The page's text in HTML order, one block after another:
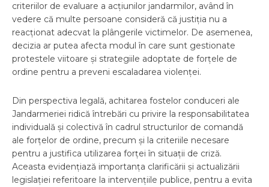
criteriilor de evaluare a acțiunilor jandarmilor, având în
vedere că multe persoane consideră că justiția nu a
reacționat adecvat la plângerile victimelor. De asemenea,
decizia ar putea afecta modul în care sunt gestionate
protestele viitoare și strategiile adoptate de forțele de
ordine pentru a preveni escaladarea violenței.
Din perspectiva legală, achitarea fostelor conduceri ale
Jandarmeriei ridică întrebări cu privire la responsabilitatea
individuală și colectivă în cadrul structurilor de comandă
ale forțelor de ordine, precum și la criteriile necesare
pentru a justifica utilizarea forței în situații de criză.
Aceasta evidențiază importanța clarificării și actualizării
legislației referitoare la intervențiile publice, pentru a evita